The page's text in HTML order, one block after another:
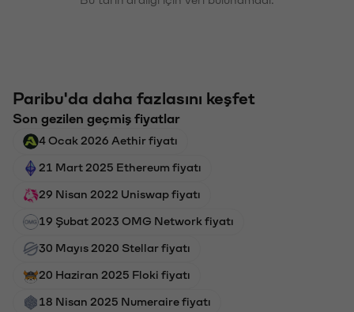
Paribu'da daha fazlasını keşfet
Son gezilen geçmiş fiyatlar
4 Ocak 2026 Aethir fiyatı
21 Mart 2025 Ethereum fiyatı
29 Nisan 2022 Uniswap fiyatı
19 Şubat 2023 OMG Network fiyatı
30 Mayıs 2020 Stellar fiyatı
20 Haziran 2025 Floki fiyatı
18 Nisan 2025 Numeraire fiyatı